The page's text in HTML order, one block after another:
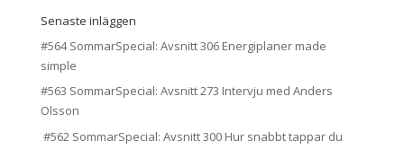
Senaste inläggen
#564 SommarSpecial: Avsnitt 306 Energiplaner made
simple
#563 SommarSpecial: Avsnitt 273 Intervju med Anders
Olsson
#562 SommarSpecial: Avsnitt 300 Hur snabbt tappar du